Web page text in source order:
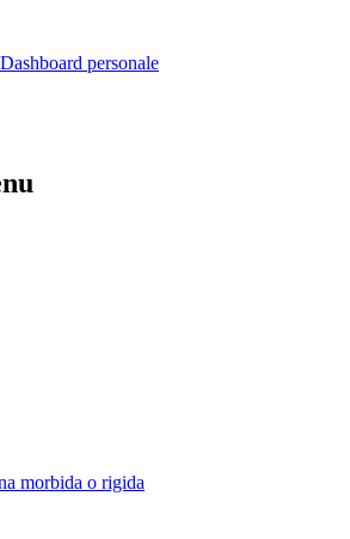
Dashboard personale
morbida o rigida